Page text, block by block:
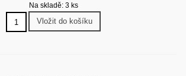
Na skladě: 3 ks
Vložit do košíku